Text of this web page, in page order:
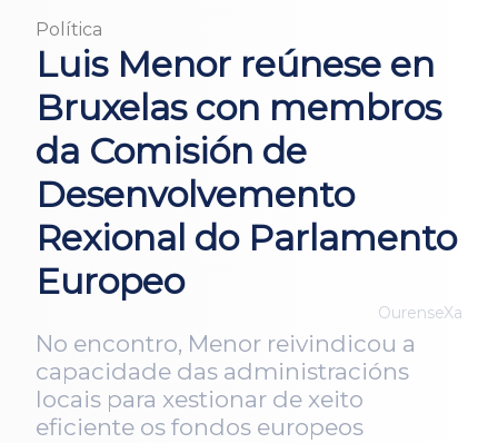
Política
Luis Menor reúnese en
Bruxelas con membros
da Comisión de
Desenvolvemento
Rexional do Parlamento
Europeo
OurenseXa
No encontro, Menor reivindicou a
capacidade das administracións
locais para xestionar de xeito
eficiente os fondos europeos